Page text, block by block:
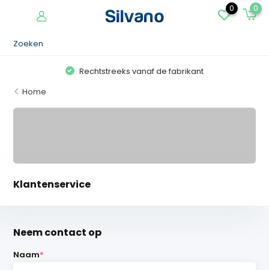
0 0
Rechtstreeks vanaf de fabrikant
Home
Klantenservice
Neem contact op
Naam*